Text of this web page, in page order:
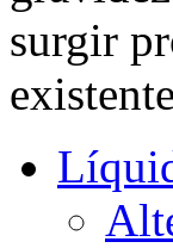
surgir